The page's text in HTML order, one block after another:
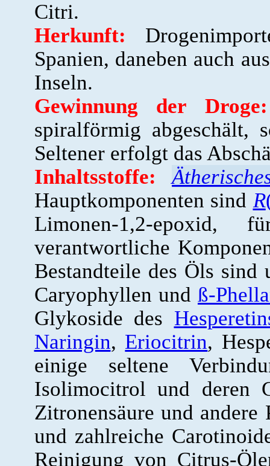
Citri.
Herkunft:
Spanien, daneben auch
Inseln.
Gewinnung der Droge:
spiralförmig abgeschält,
Seltener erfolgt das
Inhaltsstoffe:
Hauptkomponenten sind R
Limonen-1,2-epoxid,
verantwortliche
Bestandteile des Öls sind
Caryophyllen und ß-
Glykoside des
Naringin, Eriocitrin,
einige seltene
Isolimocitrol und deren
Zitronensäure und
und zahlreiche
Reinigung von Citrus-